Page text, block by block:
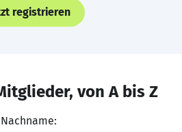
registrieren
von A bis Z
Nachname: